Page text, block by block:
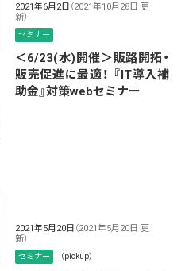
2021年6月2日 （2021年10月28日 更
新）
セミナー
＜6/23(水)開催＞販路開拓・
販売促進に最適！ 『IT導入補
助金』対策webセミナー
2021年5月20日 （2021年5月20日 更
新）
セミナー （pickup）